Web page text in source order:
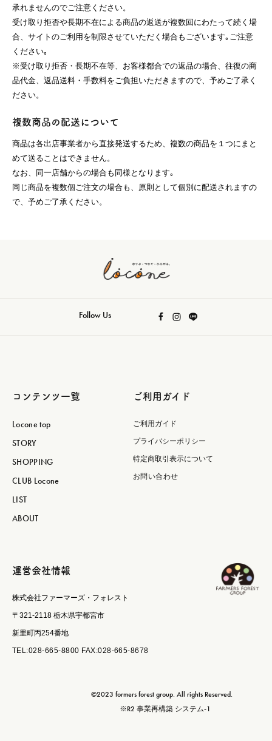
承れませんのでご注意ください。
受け取り拒否や長期不在による商品の返送が複数回にわたって続く場
合、サイトのご利用を制限させていただく場合もございます｡ご注意
ください｡
※受け取り拒否・長期不在等、お客様都合での返品の場合、往復の商
品代金、返品送料・手数料をご負担いただきますので、予めご了承く
ださい。
複数商品の配送について
商品は各出店事業者から直接発送するため、複数の商品を１つにまと
めて送ることはできません。
なお、同一店舗からの場合も同様となります｡
同じ商品を複数個ご注文の場合も、原則として個別に配送されますの
で、予めご了承ください。
Follow Us
コンテンツ一覧
Locone top
STORY
SHOPPING
CLUB Locone
LIST
ABOUT
ご利用ガイド
ご利用ガイド
プライバシーポリシー
特定商取引表示について
お問い合わせ
運営会社情報
株式会社ファーマーズ・フォレスト
〒321-2118 栃木県宇都宮市
新里町丙254番地
TEL:028-665-8800 FAX:028-665-8678
©2023 formers forest group. All rights Reserved.
※R2 事業再構築 システム-1